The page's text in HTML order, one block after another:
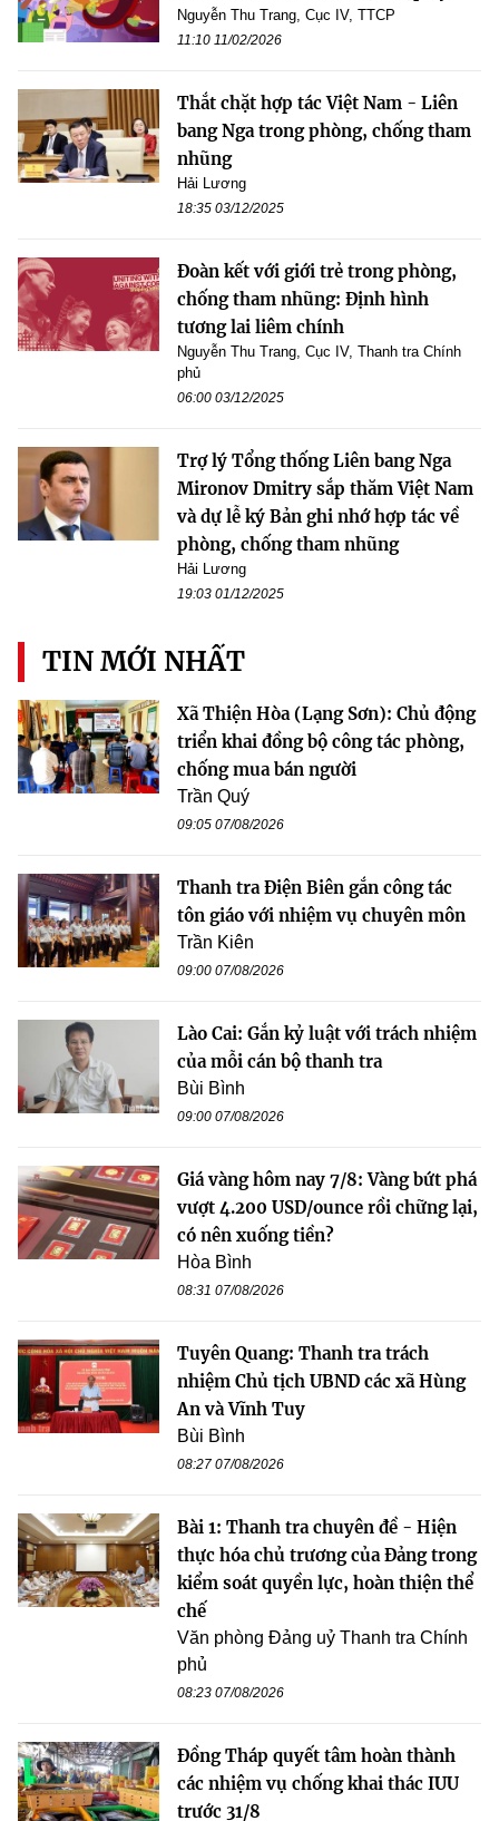
Nguyễn Thu Trang, Cục IV, TTCP
11:10 11/02/2026
Thắt chặt hợp tác Việt Nam - Liên
bang Nga trong phòng, chống tham
nhũng
Hải Lương
18:35 03/12/2025
Đoàn kết với giới trẻ trong phòng,
chống tham nhũng: Định hình
tương lai liêm chính
Nguyễn Thu Trang, Cục IV, Thanh tra Chính
phủ
06:00 03/12/2025
Trợ lý Tổng thống Liên bang Nga
Mironov Dmitry sắp thăm Việt Nam
và dự lễ ký Bản ghi nhớ hợp tác về
phòng, chống tham nhũng
Hải Lương
19:03 01/12/2025
TIN MỚI NHẤT
Xã Thiện Hòa (Lạng Sơn): Chủ động
triển khai đồng bộ công tác phòng,
chống mua bán người
Trần Quý
09:05 07/08/2026
Thanh tra Điện Biên gắn công tác
tôn giáo với nhiệm vụ chuyên môn
Trần Kiên
09:00 07/08/2026
Lào Cai: Gắn kỷ luật với trách nhiệm
của mỗi cán bộ thanh tra
Bùi Bình
09:00 07/08/2026
Giá vàng hôm nay 7/8: Vàng bứt phá
vượt 4.200 USD/ounce rồi chững lại,
có nên xuống tiền?
Hòa Bình
08:31 07/08/2026
Tuyên Quang: Thanh tra trách
nhiệm Chủ tịch UBND các xã Hùng
An và Vĩnh Tuy
Bùi Bình
08:27 07/08/2026
Bài 1: Thanh tra chuyên đề - Hiện
thực hóa chủ trương của Đảng trong
kiểm soát quyền lực, hoàn thiện thể
chế
Văn phòng Đảng uỷ Thanh tra Chính
phủ
08:23 07/08/2026
Đồng Tháp quyết tâm hoàn thành
các nhiệm vụ chống khai thác IUU
trước 31/8